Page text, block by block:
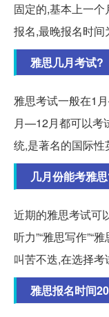
固定的,基本上一
报名,最晚报名时间
雅思几月考试?
雅思考试一般在1
月—12月都可以考
统,是著名的国际性
几月份能考雅
近期的雅思考试可
听力”“雅思写作”“
叫苦不迭,在选择考
雅思报名时间